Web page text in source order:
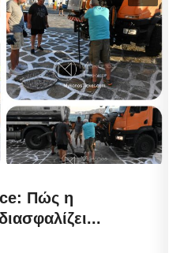
Πώς η